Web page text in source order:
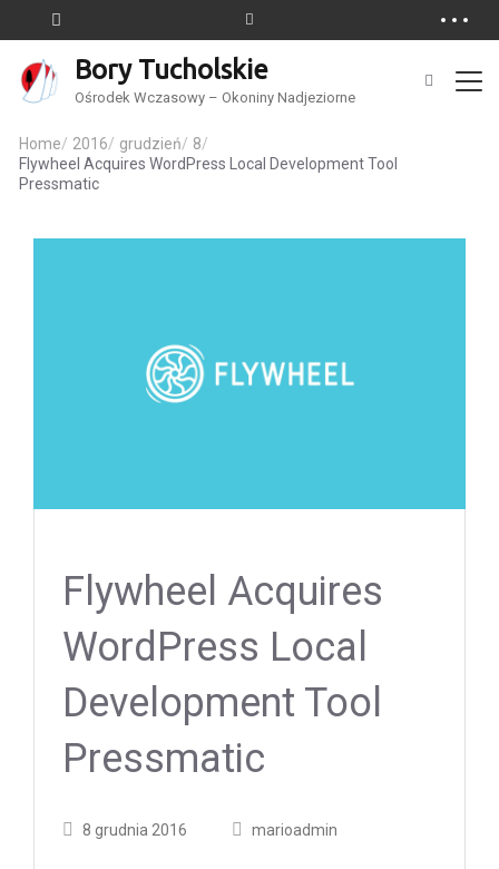
Bory Tucholskie
Ośrodek Wczasowy – Okoniny Nadjeziorne
Home/ 2016/ grudzień/ 8/
Flywheel Acquires WordPress Local Development Tool
Pressmatic
Flywheel Acquires
WordPress Local
Development Tool
Pressmatic
Posted
8 grudnia 2016
Posted
marioadmin